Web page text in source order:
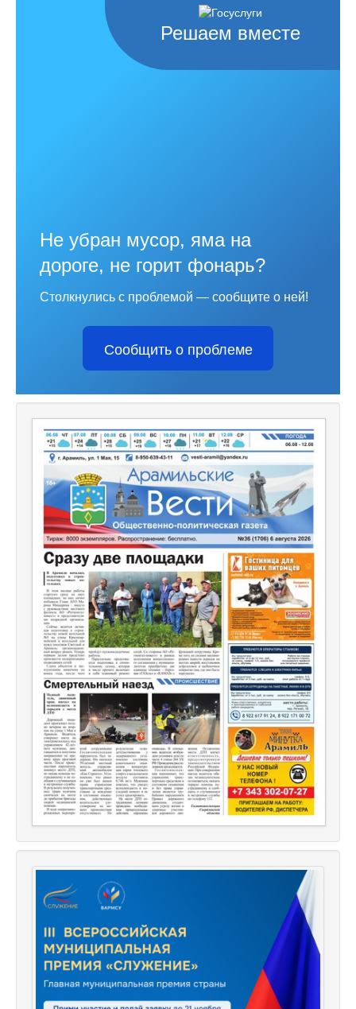
Решаем вместе
Не убран мусор, яма на
дороге, не горит фонарь?
Столкнулись с проблемой — сообщите о ней!
Сообщить о проблеме